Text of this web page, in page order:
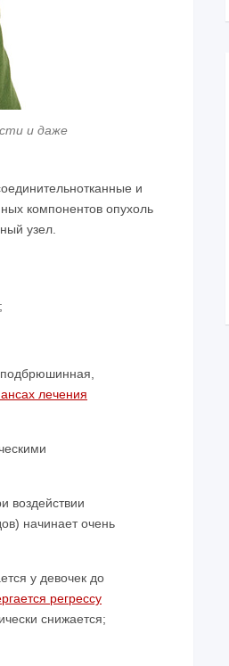
и даже
и
компонентов опухоль
узел.
лечения
воздействии
начинает очень
у девочек до
регрессу
снижается;